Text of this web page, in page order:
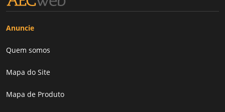
Anuncie
Quem somos
Mapa do Site
Mapa de Produto